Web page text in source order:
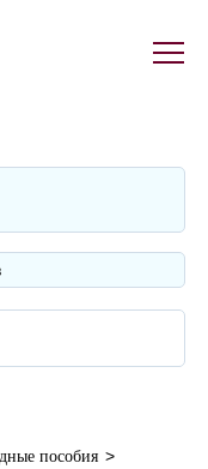
пособия >